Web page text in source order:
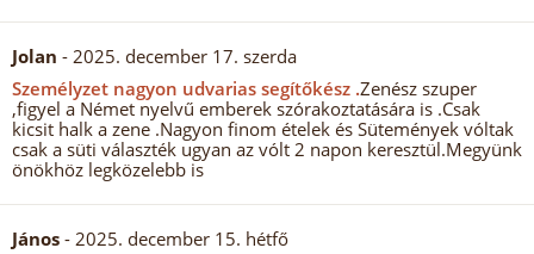
Jolan - 2025. december 17. szerda
Személyzet nagyon udvarias segítőkész .Zenész szuper
,figyel a Német nyelvű emberek szórakoztatására is .Csak
kicsit halk a zene .Nagyon finom ételek és Sütemények vóltak
csak a süti választék ugyan az vólt 2 napon keresztül.Megyünk
önökhöz legközelebb is
János - 2025. december 15. hétfő